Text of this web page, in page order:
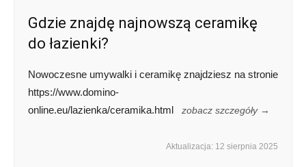
Gdzie znajdę najnowszą ceramikę
do łazienki?
Nowoczesne umywalki i ceramikę znajdziesz na stronie
https://www.domino-
online.eu/lazienka/ceramika.html
zobacz szczegóły →
Aktualizacja: 12 sierpnia 2025